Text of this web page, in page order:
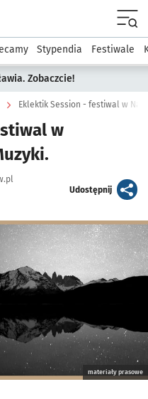
Kultura
Stypendia Festiwale
Zobaczcie!
Eklektik Session - festiwal w
w
Udostępnijartykuł
materiały prasowe